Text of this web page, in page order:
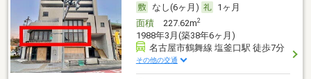
なし(6ヶ月)
1ヶ月
面積227.62m2
1988年3月(築38年6ヶ月)
名古屋市鶴舞線 塩釜口駅 徒歩7分
その他の交通